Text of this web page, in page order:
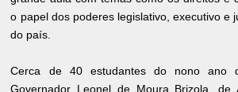
o papel dos poderes legislativo, executivo e
do país.
Cerca de 40 estudantes do nono ano
Governador Leonel de Moura Brizola, de